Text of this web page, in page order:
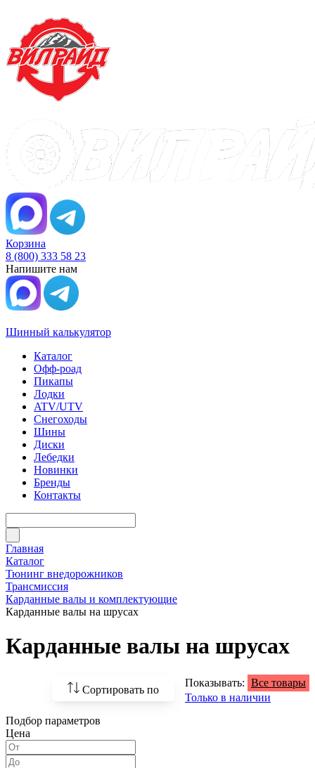
Корзина
8 (800) 333 58 23
Напишите нам
Шинный калькулятор
Каталог
Офф-роад
Пикапы
Лодки
ATV/UTV
Снегоходы
Шины
Диски
Лебедки
Новинки
Бренды
Контакты
Главная
Каталог
Тюнинг внедорожников
Трансмиссия
Карданные валы и комплектующие
Карданные валы на шрусах
Карданные валы на шрусах
Сортировать по
По возрастанию
Показывать: Все товары
Только в наличии
Подбор параметров
Цена